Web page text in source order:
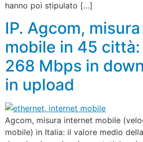
hanno poi stipulato […]
IP. Agcom,
mobile in 45 città:
268 Mbps in
in upload
Agcom, misura internet mobile
mobile) in Italia: il valore medio